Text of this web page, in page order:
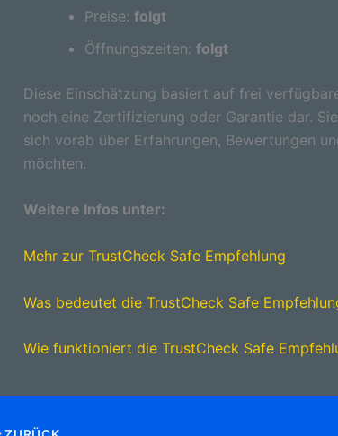
Preise: folgt
Öffnungszeiten: folgt
Diese Einschätzung basiert auf frei
noch eine Zertifizierung oder Garantie dar.
sich vorab über Erfahrungen, Bewertungen
möchten.
Weitere Infos unter:
Mehr zur TrustCheck Safe Empfehlung
Was bedeutet die TrustCheck Safe
Wie funktioniert die TrustCheck Safe